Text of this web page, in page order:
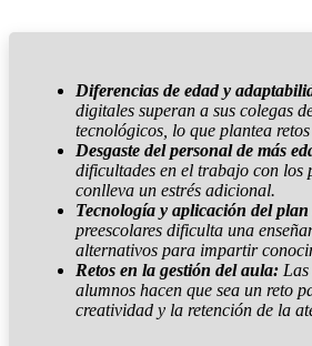
Diferencias de edad y
digitales superan a sus colegas
tecnológicos, lo que plantea
Desgaste del personal de más
dificultades en el trabajo con los
conlleva un estrés adicional.
Tecnología y aplicación del plan
preescolares dificulta una
alternativos para impartir
Retos en la gestión del aula:
alumnos hacen que sea un reto
creatividad y la retención de la